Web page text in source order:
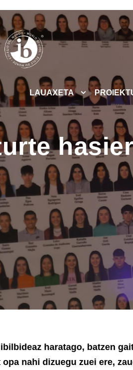
LAUAXETA
haratago, batzen
nahi dizuegu zuei ere,